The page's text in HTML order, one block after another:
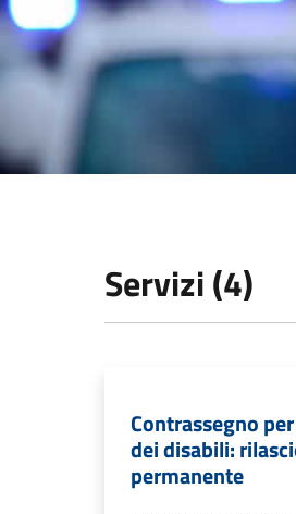
Servizi (4)
Contrassegno
dei disabili:
permanente